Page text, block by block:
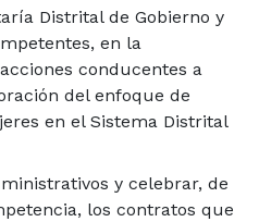
Distrital de Gobierno y
en la
conducentes a
del enfoque de
en el Sistema Distrital
y celebrar, de
los contratos que